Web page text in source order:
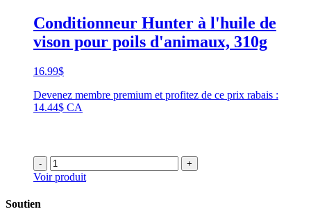
Conditionneur Hunter à l'huile de
vison pour poils d'animaux, 310g
16.99$
Devenez membre premium et profitez de ce prix rabais :
14.44$ CA
- +
Voir produit
Soutien